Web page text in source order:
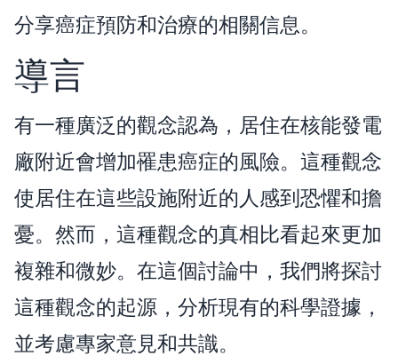
分享癌症預防和治療的相關信息。
導言
有一種廣泛的觀念認為，居住在核能發電
廠附近會增加罹患癌症的風險。這種觀念
使居住在這些設施附近的人感到恐懼和擔
憂。然而，這種觀念的真相比看起來更加
複雜和微妙。在這個討論中，我們將探討
這種觀念的起源，分析現有的科學證據，
並考慮專家意見和共識。